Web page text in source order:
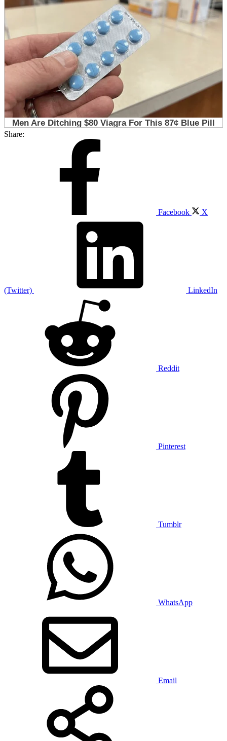
Share:
Facebook X
(Twitter) LinkedIn
Reddit
Pinterest
Tumblr
WhatsApp
Email